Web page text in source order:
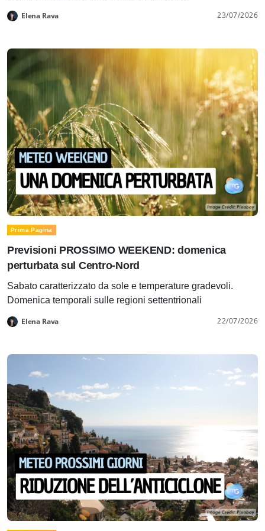
Elena Rava 23/07/2026
Prima Pagina
Previsioni PROSSIMO WEEKEND: domenica
perturbata sul Centro-Nord
Sabato caratterizzato da sole e temperature gradevoli.
Domenica temporali sulle regioni settentrionali
Elena Rava 22/07/2026